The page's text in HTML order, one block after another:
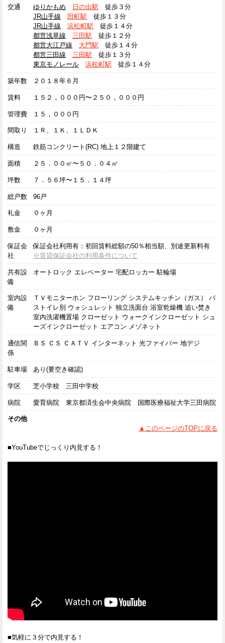
交通 ゆりかもめ 日の出駅 徒歩３分
JR山手線
田町駅 徒歩１３分
JR山手線
浜松町駅 徒歩１４分
都営浅草線
三田駅 徒歩１２分
都営大江戸線
大門駅 徒歩１４分
都営三田線
三田駅 徒歩１３分
東京モノレール
浜松町駅 徒歩１４分
築年数 ２０１８年６月
賃料 １５２，０００円〜２５０，０００円
管理費 １５，０００円
間取り １Ｒ、１Ｋ、１ＬＤＫ
構造 鉄筋コンクリート(RC) 地上１２階建て
面積 ２５．００㎡〜５０．０４㎡
坪数 ７．５６坪〜１５．１４坪
総戸数 96戸
礼金 ０ヶ月
敷金 ０ヶ月
保証会
社
保証会社利用有：初回賃料総額の50％相当額、別途更新料有
※賃貸保証会社の利用条件について
共有設
備
オートロック エレベーター 宅配ロッカー 駐輪場
室内設
備
ＴＶモニターホン フローリング システムキッチン（ガス） バ
ストイレ別 ウォシュレット 独立洗面台 浴室乾燥機 追い焚き
室内洗濯機置場 クローゼット ウォークインクローゼット シュ
ーズインクローゼット エアコン メゾネット
通信関
係
ＢＳ ＣＳ ＣＡＴＶ インターネット 光ファイバー 地デジ
駐車場 あり(要空き確認)
学区 芝小学校 三田中学校
病院 愛育病院 東京都済生会中央病院 国際医療福祉大学三田病院
その他
▲このページのTOPに戻る
■YouTubeでじっくり内見する！
■気軽に３分で内見する！